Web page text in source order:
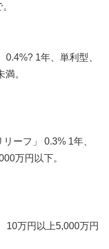
1年、単利型、
。
ーフ」 0.3% 1年、
万円以下。
10万円以上5,000万円